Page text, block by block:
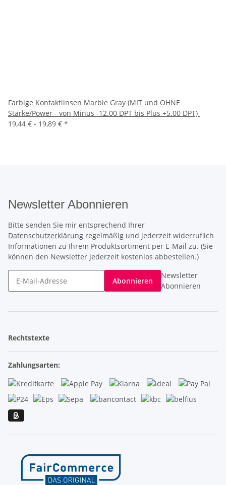
Farbige Kontaktlinsen Marble Gray (MIT und OHNE
Stärke/Power - von Minus -12.00 DPT bis Plus +5.00 DPT)
19,44 € - 19,89 € *
Newsletter Abonnieren
Bitte senden Sie mir entsprechend Ihrer
Datenschutzerklärung regelmäßig und jederzeit widerruflich
Informationen zu Ihrem Produktsortiment per E-Mail zu. (Sie
können den Newsletter jederzeit kostenlos abbestellen.)
Abonnieren
Newsletter
Abonnieren
Rechtstexte
Zahlungsarten: